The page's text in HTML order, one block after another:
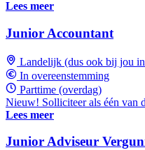
Lees meer
Junior Accountant
Landelijk (dus ook bij jou
In overeenstemming
Parttime (overdag)
Nieuw! Solliciteer als één van
Lees meer
Junior Adviseur